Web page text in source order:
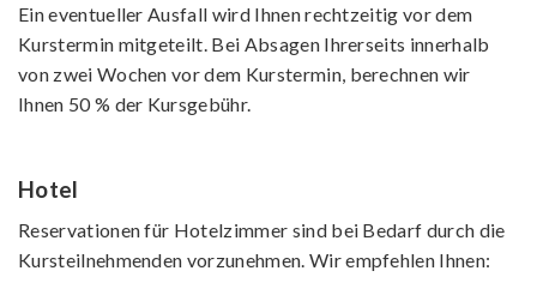
Ein eventueller Ausfall wird Ihnen rechtzeitig vor dem
Kurstermin mitgeteilt. Bei Absagen Ihrerseits innerhalb
von zwei Wochen vor dem Kurstermin, berechnen wir
Ihnen 50 % der Kursgebühr.
Hotel
Reservationen für Hotelzimmer sind bei Bedarf durch die
Kursteilnehmenden vorzunehmen. Wir empfehlen Ihnen: